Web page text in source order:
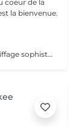
Embellissementde votre chevelure pour un coiffage sophistiqué et personnalisé pour un événement spécial